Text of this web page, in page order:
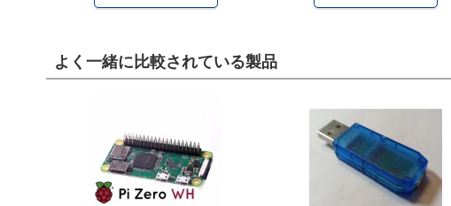
よく一緒に比較されている製品